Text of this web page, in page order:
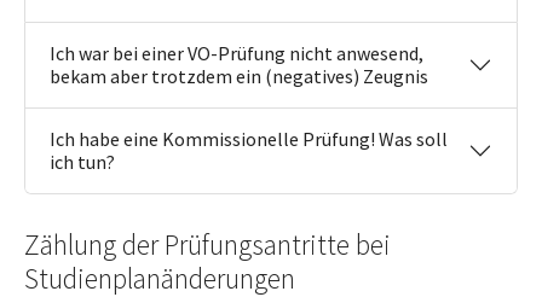
Ich war bei einer VO-Prüfung nicht anwesend,
bekam aber trotzdem ein (negatives) Zeugnis
Ich habe eine Kommissionelle Prüfung! Was soll
ich tun?
Zählung der Prüfungsantritte bei
Studienplanänderungen